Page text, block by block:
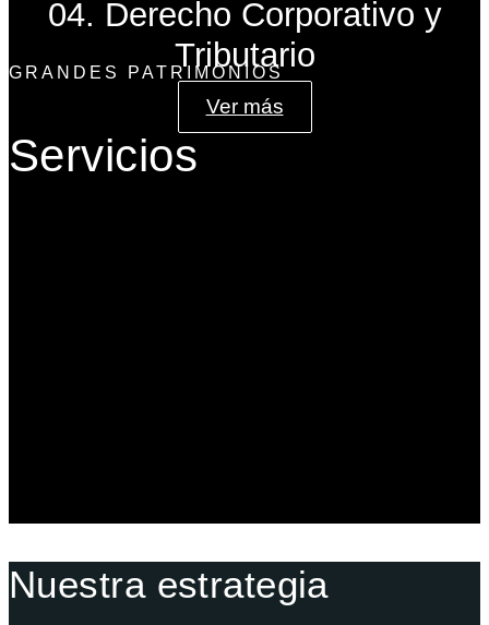
04. Derecho Corporativo y
Tributario
Ver más
GRANDES PATRIMONIOS
Servicios
Nuestra estrategia